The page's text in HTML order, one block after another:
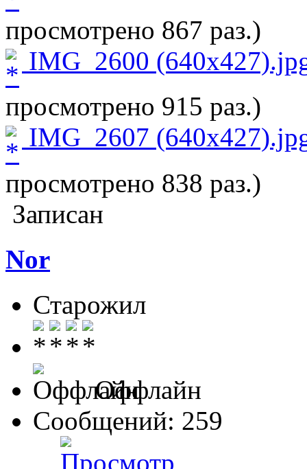
просмотрено 867 раз.)
IMG_2600
просмотрено 915 раз.)
IMG_2607
просмотрено 838 раз.)
Записан
Nor
Старожил
Оффлайн
Сообщений: 259